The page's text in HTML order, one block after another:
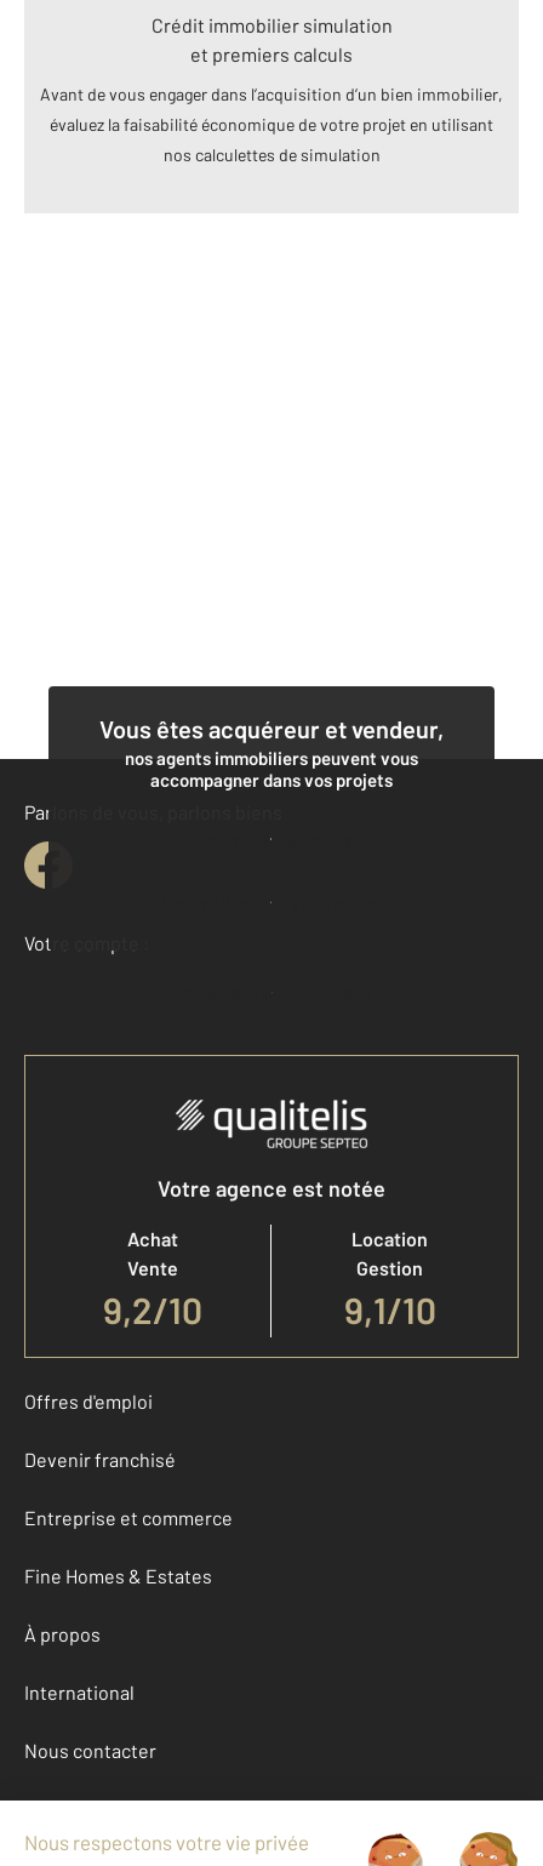
Crédit immobilier simulation
et premiers calculs
Avant de vous engager dans l’acquisition d’un bien immobilier,
évaluez la faisabilité économique de votre projet en utilisant
nos calculettes de simulation
Vous êtes acquéreur et vendeur,
nos agents immobiliers peuvent vous
accompagner dans vos projets
Contacter l'agence
Demander une estimation
Parlons de vous, parlons biens
Votre compte :
Accéder à mon compte
Votre agence est notée
Achat
Vente
9,2/10
Location
Gestion
9,1/10
Offres d'emploi
Devenir franchisé
Entreprise et commerce
Fine Homes & Estates
À propos
International
Nous contacter
Mentions légales & CGU et Barèmes d'honoraires